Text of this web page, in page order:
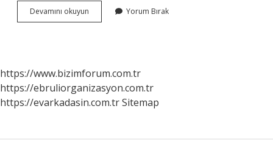
Devamını okuyun Kamusallaştırmak
Ne
Yorum Bırak
https://www.bizimforum.com.tr
https://ebruliorganizasyon.com.tr
https://evarkadasin.com.trSitemap